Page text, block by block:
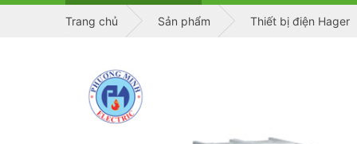
Trang chủ Sản phẩm Thiết bị điện Hager